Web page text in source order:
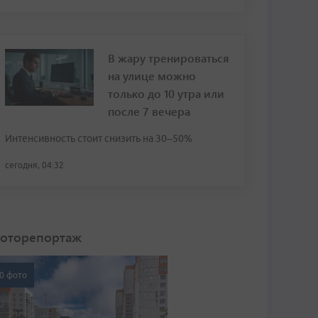
В жару тренироваться
на улице можно
только до 10 утра или
после 7 вечера
Интенсивность стоит снизить на 30–50%
сегодня, 04:32
фото